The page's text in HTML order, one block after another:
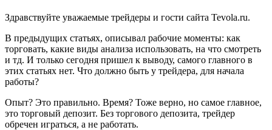
Здравствуйте уважаемые трейдеры и гости сайта Tevola.ru.
В предыдущих статьях, описывал рабочие моменты: как
торговать, какие виды анализа использовать, на что смотреть
и тд. И только сегодня пришел к выводу, самого главного в
этих статьях нет. Что должно быть у трейдера, для начала
работы?
Опыт? Это правильно. Время? Тоже верно, но самое главное,
это торговый депозит. Без торгового депозита, трейдер
обречен играться, а не работать.